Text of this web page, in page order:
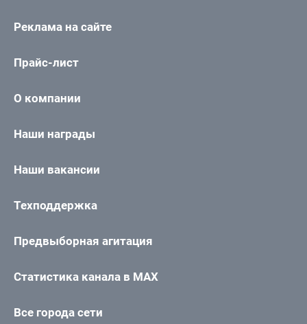
Реклама на сайте
Прайс-лист
О компании
Наши награды
Наши вакансии
Техподдержка
Предвыборная агитация
Статистика канала в MAX
Все города сети